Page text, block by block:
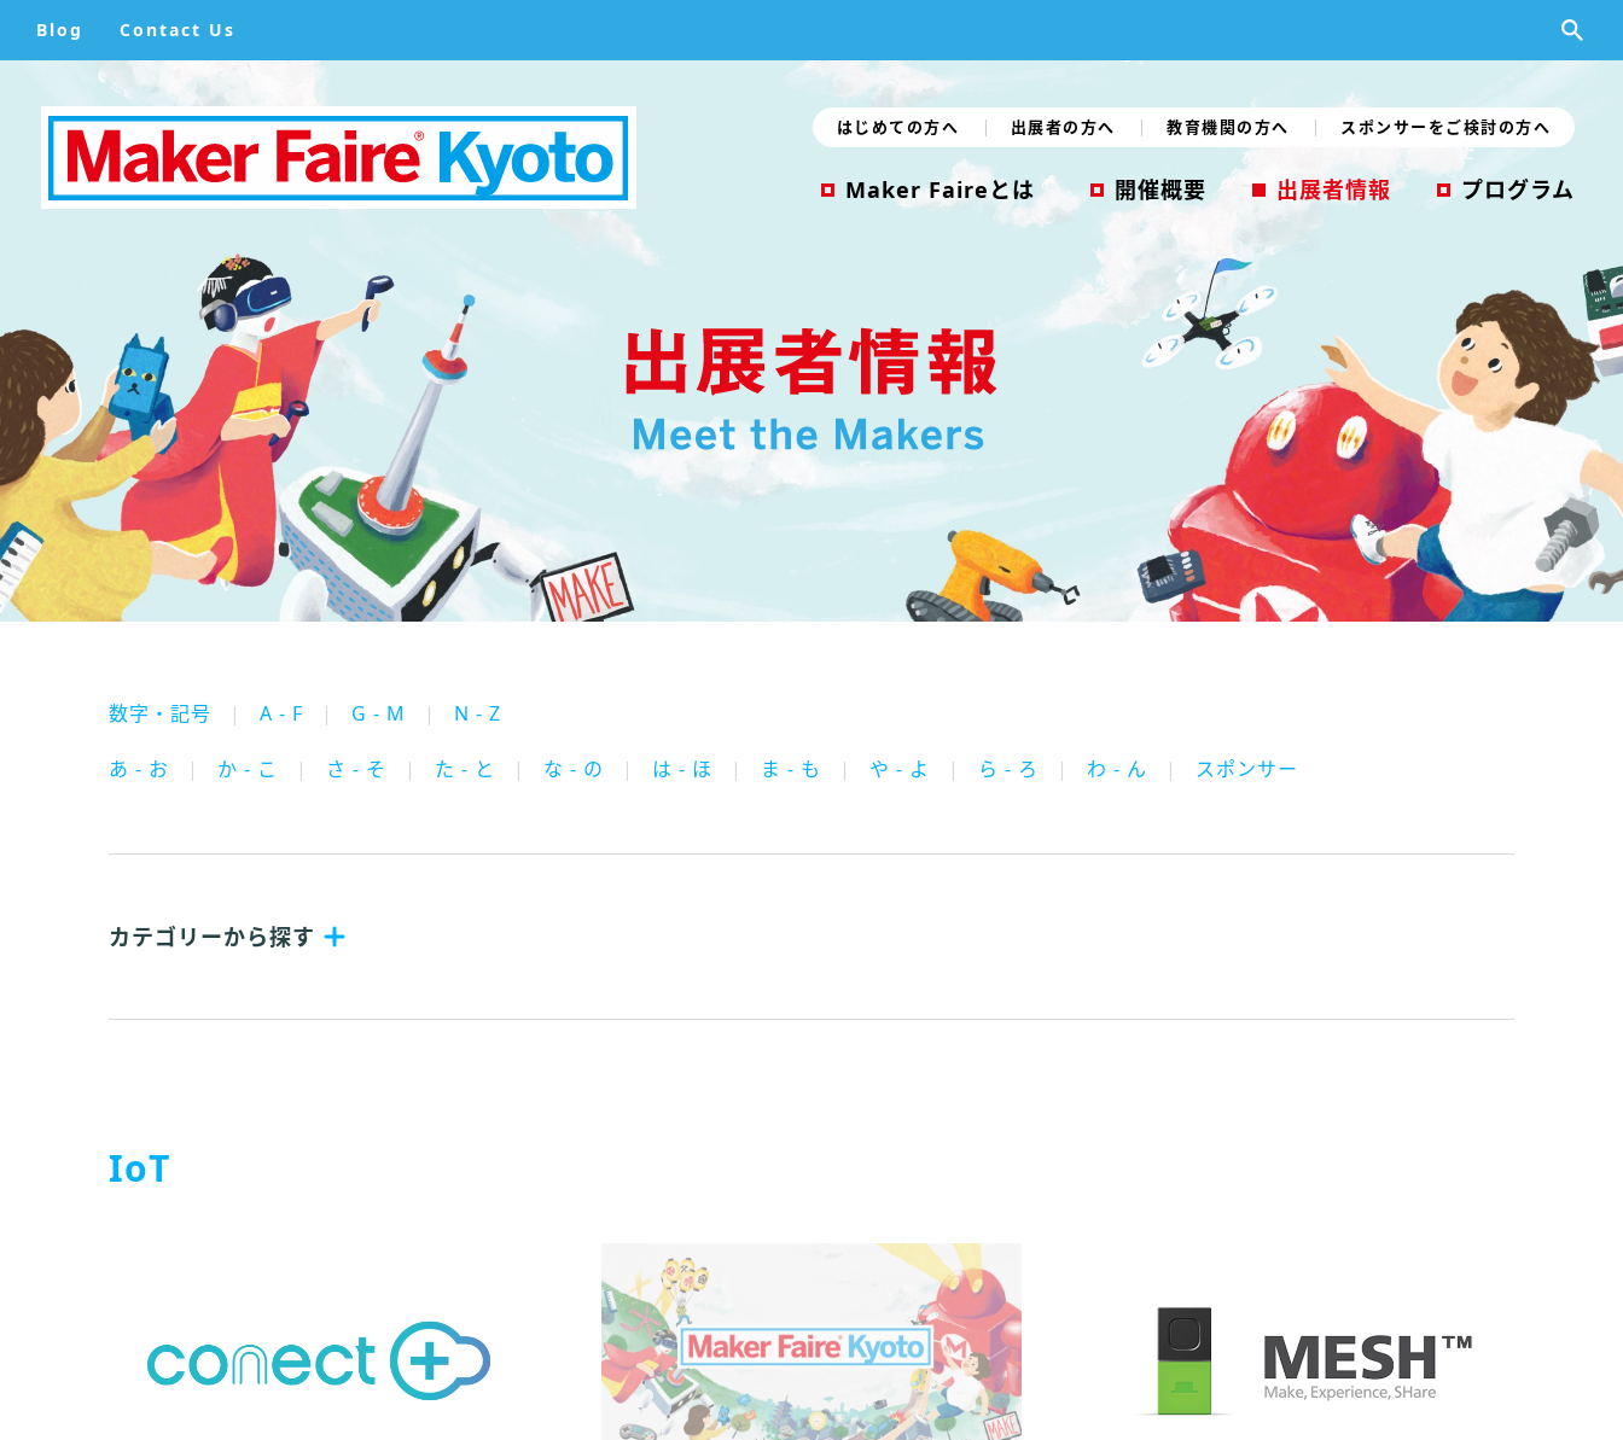
Blog Contact Us
はじめての方へ 出展者の方へ 教育機関の方へ スポンサーをご検討の方へ
Maker Faireとは 開催概要 出展者情報 プログラム
数字・記号 A - F G - M N - Z
あ - お か - こ さ - そ た - と な - の は - ほ ま - も や - よ ら - ろ わ - ん スポンサー
カテゴリーから探す
IoT